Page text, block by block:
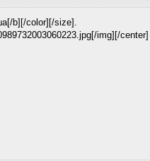
b][/color][/size].
img][/center]